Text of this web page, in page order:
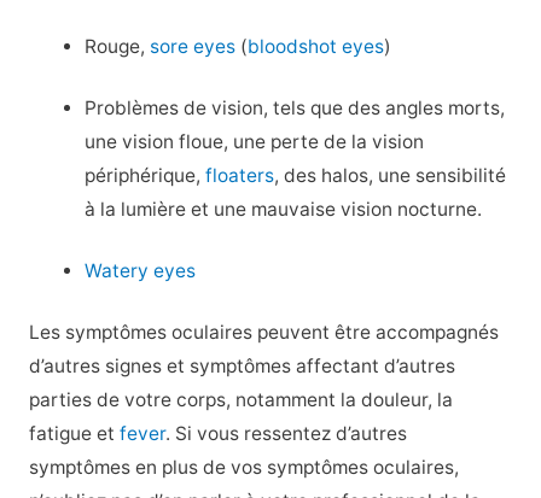
Rouge, sore eyes (bloodshot eyes)
Problèmes de vision, tels que des angles morts,
une vision floue, une perte de la vision
périphérique,floaters, des halos, une sensibilité
à la lumière et une mauvaise vision nocturne.
Watery eyes
Les symptômes oculaires peuvent être accompagnés
d’autres signes et symptômes affectant d’autres
parties de votre corps, notamment la douleur, la
fatigue et fever. Si vous ressentez d’autres
symptômes en plus de vos symptômes oculaires,